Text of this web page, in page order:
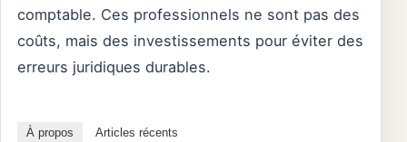
comptable. Ces professionnels ne sont pas des
coûts, mais des investissements pour éviter des
erreurs juridiques durables.
À propos Articles récents